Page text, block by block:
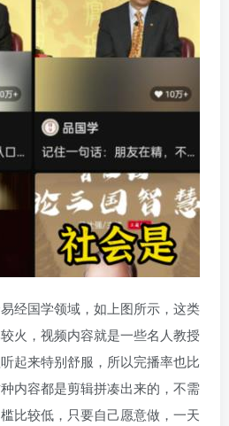
经国学领域，如上图所示，这类
火，视频内容就是一些名人教授
起来特别舒服，所以完播率也比
内容都是剪辑拼凑出来的，不需
比较低，只要自己愿意做，一天